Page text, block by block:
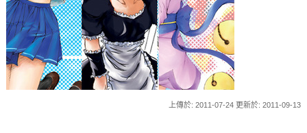
上傳於: 2011-07-24 更新於: 2011-09-13